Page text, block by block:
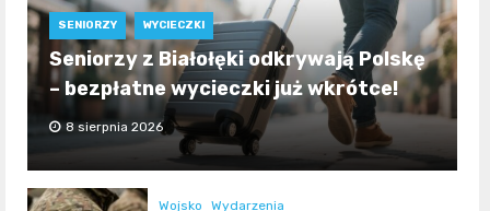
SENIORZY WYCIECZKI
Seniorzy z Białołęki odkrywają Polskę
– bezpłatne wycieczki już wkrótce!
8 sierpnia 2026
Wojsko Wydarzenia